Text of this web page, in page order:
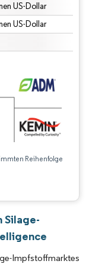
US-Dollar
US-Dollar
Reihenfolge
Silage-
Impfstoffmarktes